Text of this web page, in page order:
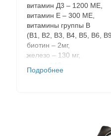
витамин Д3 – 1200 МЕ,
витамин Е – 300 МЕ,
витамины группы В
(В1, В2, В3, В4, В5, В6,
биотин – 2мг,
железо – 130 мг,
марганец – 19 мг,
Энергетическая
Подробнее